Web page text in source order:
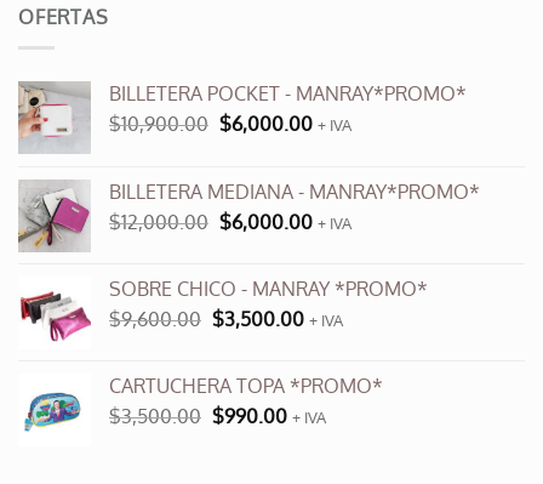
OFERTAS
BILLETERA POCKET - MANRAY*PROMO*
$10,900.00 El
era:
$10,900.00.
$6,000.00El
es:
$6,000.00.
+ IVA
BILLETERA MEDIANA - MANRAY*PROMO*
$12,000.00 El
era:
$12,000.00.
$6,000.00El
es:
$6,000.00.
+ IVA
SOBRE CHICO - MANRAY *PROMO*
$9,600.00 El
era:
$9,600.00.
$3,500.00El
es:
$3,500.00.
+ IVA
CARTUCHERA TOPA *PROMO*
$3,500.00 El
$990.00El+ IVA